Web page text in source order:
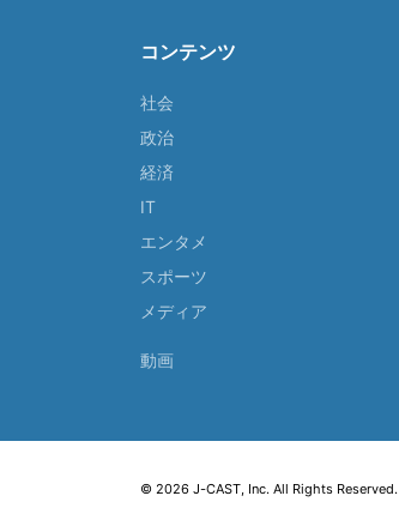
コンテンツ
社会
政治
経済
IT
エンタメ
スポーツ
メディア
動画
© 2026 J-CAST, Inc. All Rights Reserved.